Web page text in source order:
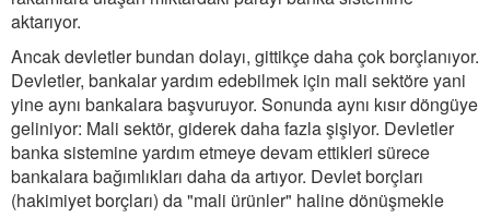
aktarıyor.
Ancak devletler bundan dolayı, gittikçe daha çok borçlanıyor.
Devletler, bankalar yardım edebilmek için mali sektöre yani
yine aynı bankalara başvuruyor. Sonunda aynı kısır döngüye
geliniyor: Mali sektör, giderek daha fazla şişiyor. Devletler
banka sistemine yardım etmeye devam ettikleri sürece
bankalara bağımlıkları daha da artıyor. Devlet borçları
(hakimiyet borçları) da "mali ürünler" haline dönüşmekle